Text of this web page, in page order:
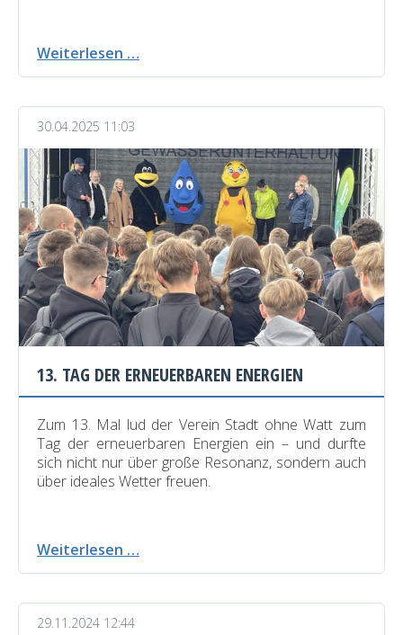
Weiterlesen …
Energien
24.
April
2026
30.04.2025 11:03
13. TAG DER ERNEUERBAREN ENERGIEN
Zum 13. Mal lud der Verein Stadt ohne Watt zum
Tag der erneuerbaren Energien ein – und durfte
sich nicht nur über große Resonanz, sondern auch
über ideales Wetter freuen.
Weiterlesen …
erneuerbaren
29.11.2024 12:44